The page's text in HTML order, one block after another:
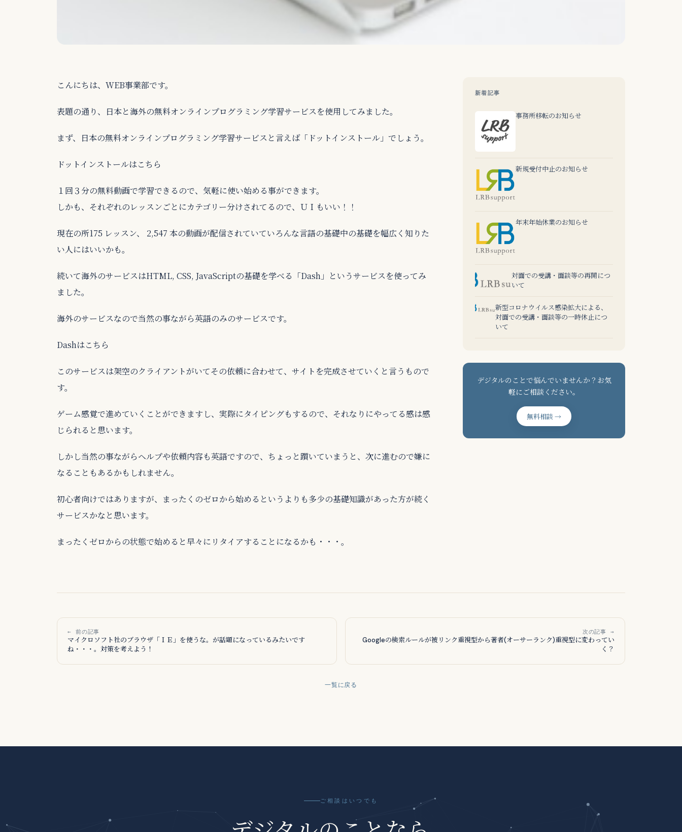
こんにちは、WEB事業部です。
表題の通り、日本と海外の無料オンラインプログラミング学習サービスを使用してみました。
まず、日本の無料オンラインプログラミング学習サービスと言えば「ドットインストール」でしょう。
ドットインストールはこちら
１回３分の無料動画で学習できるので、気軽に使い始める事ができます。
しかも、それぞれのレッスンごとにカテゴリー分けされてるので、ＵＩもいい！！
現在の所175 レッスン、 2,547 本の動画が配信されていていろんな言語の基礎中の基礎を幅広く知りた
い人にはいいかも。
続いて海外のサービスはHTML, CSS, JavaScriptの基礎を学べる「Dash」というサービスを使ってみ
ました。
海外のサービスなので当然の事ながら英語のみのサービスです。
Dashはこちら
このサービスは架空のクライアントがいてその依頼に合わせて、サイトを完成させていくと言うもので
す。
ゲーム感覚で進めていくことができますし、実際にタイピングもするので、それなりにやってる感は感
じられると思います。
しかし当然の事ながらヘルプや依頼内容も英語ですので、ちょっと躓いていまうと、次に進むので嫌に
なることもあるかもしれません。
初心者向けではありますが、まったくのゼロから始めるというよりも多少の基礎知識があった方が続く
サービスかなと思います。
まったくゼロからの状態で始めると早々にリタイアすることになるかも・・・。
新着記事
事務所移転のお知らせ
新規受付中止のお知らせ
年末年始休業のお知らせ
対面での受講・面談等の再開につ
いて
新型コロナウイルス感染拡大による、
対面での受講・面談等の一時休止につ
いて
デジタルのことで悩んでいませんか？お気
軽にご相談ください。
無料相談 →
← 前の記事
マイクロソフト社のブラウザ「ＩＥ」を使うな。が話題になっているみたいです
ね・・・。対策を考えよう！
次の記事 →
Googleの検索ルールが被リンク重視型から著者(オーサーランク)重視型に変わってい
く？
一覧に戻る
ご相談はいつでも